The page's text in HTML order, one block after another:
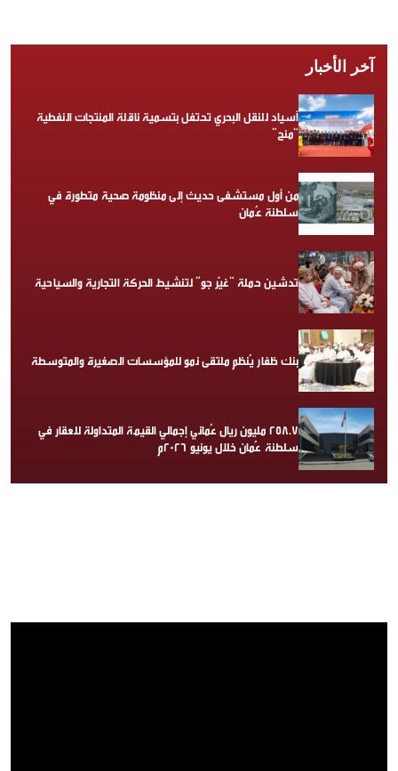
آخر الأخبار
أسياد للنقل البحري تحتفل بتسمية ناقلة المنتجات النفطية
“منح”
من أول مستشفى حديث إلى منظومة صحية متطورة في
سلطنة عُمان
تدشين حملة “غيّر جو” لتنشيط الحركة التجارية والسياحية
بنك ظفار يُنظم ملتقى نمو للمؤسسات الصغيرة والمتوسطة
258.7 مليون ريال عُماني إجمالي القيمة المتداولة للعقار في
سلطنة عُمان خلال يونيو 2026م